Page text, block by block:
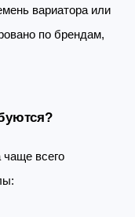
вариатора или
по брендам,
чаще всего